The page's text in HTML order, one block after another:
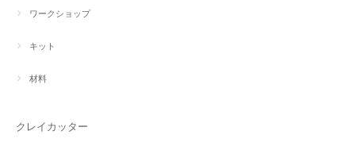
ワークショップ
キット
材料
クレイカッター